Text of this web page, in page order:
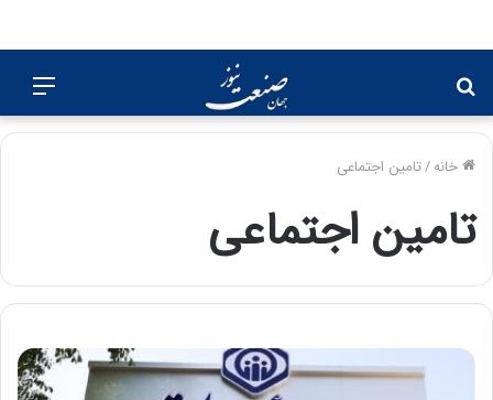
برای
خانه/تامین اجتماعی
تامین اجتماعی